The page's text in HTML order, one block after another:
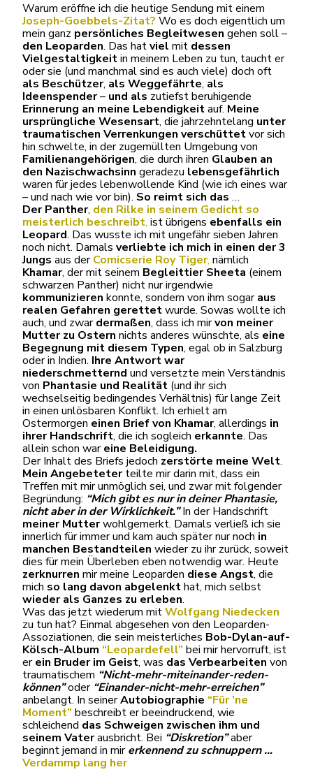
Warum eröffne ich die heutige Sendung mit einem
Joseph-Goebbels-Zitat? Wo es doch eigentlich um
mein ganz persönliches Begleitwesen gehen soll –
den Leoparden. Das hatviel mit dessen
Vielgestaltigkeitin meinem Leben zu tun, taucht er
oder sie (und manchmal sind es auch viele) doch oft
als Beschützer, als Weggefährte, als
Ideenspender– und als zutiefst beruhigende
Erinnerung an meine Lebendigkeitauf. Meine
ursprüngliche Wesensart, die jahrzehntelang unter
traumatischen Verrenkungen verschüttetvor sich
hin schwelte, in der zugemüllten Umgebung von
Familienangehörigen, die durch ihren Glauben an
den Nazischwachsinn geradezu lebensgefährlich
waren für jedes lebenwollende Kind (wie ich eines war
– und nach wie vor bin). So reimt sich das …
Der Panther, den Rilke in seinem Gedicht so
meisterlich beschreibt, ist übrigens ebenfalls ein
Leopard. Das wusste ich mit ungefähr sieben Jahren
noch nicht. Damals verliebte ich mich in einen der 3
Jungs aus derComicserie Roy Tiger, nämlich
Khamar, der mit seinem Begleittier Sheeta (einem
schwarzen Panther) nicht nur irgendwie
kommunizieren konnte, sondern von ihm sogaraus
realen Gefahren gerettetwurde. Sowas wollte ich
auch, und zwardermaßen, dass ich mirvon meiner
Mutter zu Ostern nichts anderes wünschte, als eine
Begegnung mit diesem Typen, egal ob in Salzburg
oder in Indien. Ihre Antwort war
niederschmetternd und versetzte mein Verständnis
von Phantasie und Realität (und ihr sich
wechselseitig bedingendes Verhältnis) für lange Zeit
in einen unlösbaren Konflikt. Ich erhielt am
Ostermorgen einen Brief von Khamar, allerdings in
ihrer Handschrift, die ich sogleich erkannte. Das
allein schon wareine Beleidigung.
Der Inhalt des Briefs jedoch zerstörte meine Welt.
Mein Angebeteterteilte mir darin mit, dass ein
Treffen mit mir unmöglich sei, und zwar mit folgender
Begründung: “Mich gibt es nur in deiner Phantasie,
nicht aber in der Wirklichkeit.”In der Handschrift
meiner Mutterwohlgemerkt. Damals verließ ich sie
innerlich für immer und kam auch später nur noch in
manchen Bestandteilen wieder zu ihr zurück, soweit
dies für mein Überleben eben notwendig war. Heute
zerknurren mir meine Leoparden diese Angst, die
mich so lang davon abgelenkthat, mich selbst
wieder als Ganzes zu erleben.
Was das jetzt wiederum mitWolfgang Niedecken
zu tun hat? Einmal abgesehen von den Leoparden-
Assoziationen, die sein meisterliches Bob-Dylan-auf-
Kölsch-Album “Leopardefell” bei mir hervorruft, ist
erein Bruder im Geist, was das Verbearbeiten von
traumatischem “Nicht-mehr-miteinander-reden-
können”oder “Einander-nicht-mehr-erreichen”
anbelangt. In seinerAutobiographie “Für ’ne
Moment” beschreibt er beeindruckend, wie
schleichend das Schweigen zwischen ihm und
seinem Vaterausbricht. Bei “Diskretion”aber
beginnt jemand in mirerkennend zu schnuppern …
Verdammp lang her